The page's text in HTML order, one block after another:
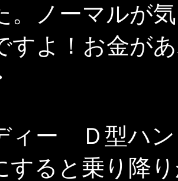
。ノーマルが
すよ！お金が
ィー Ｄ型ハン
ると乗り降